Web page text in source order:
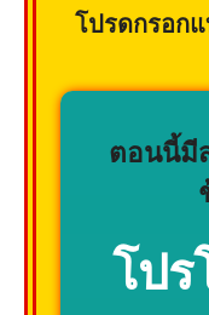
โปรดกรอก
ตอนนี้มี
โป